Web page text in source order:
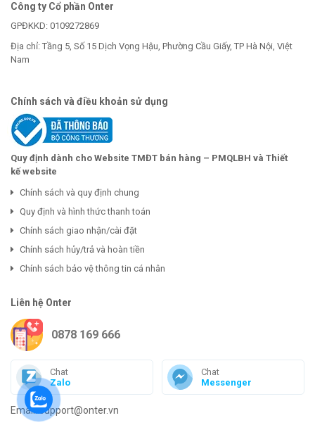
Công ty Cổ phần Onter
GPĐKKD: 0109272869
Địa chỉ: Tầng 5, Số 15 Dịch Vọng Hậu, Phường Cầu Giấy, TP Hà Nội, Việt
Nam
Chính sách và điều khoản sử dụng
Quy định dành cho Website TMĐT bán hàng – PMQLBH và Thiết
kế website
Chính sách và quy định chung
Quy định và hình thức thanh toán
Chính sách giao nhận/cài đặt
Chính sách hủy/trả và hoàn tiền
Chính sách bảo vệ thông tin cá nhân
Liên hệ Onter
0878 169 666
Chat
Zalo
Chat
Messenger
Email: support@onter.vn